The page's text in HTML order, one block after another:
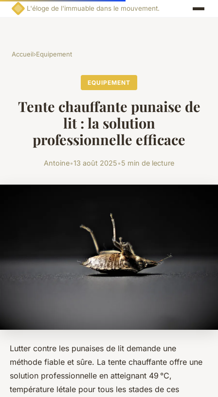
L'éloge de l'immuable dans le mouvement.
Accueil›Equipement
EQUIPEMENT
Tente chauffante punaise de
lit : la solution
professionnelle efficace
Antoine•13 août 2025•5 min de lecture
Lutter contre les punaises de lit demande une
méthode fiable et sûre. La tente chauffante offre une
solution professionnelle en atteignant 49 °C,
température létale pour tous les stades de ces